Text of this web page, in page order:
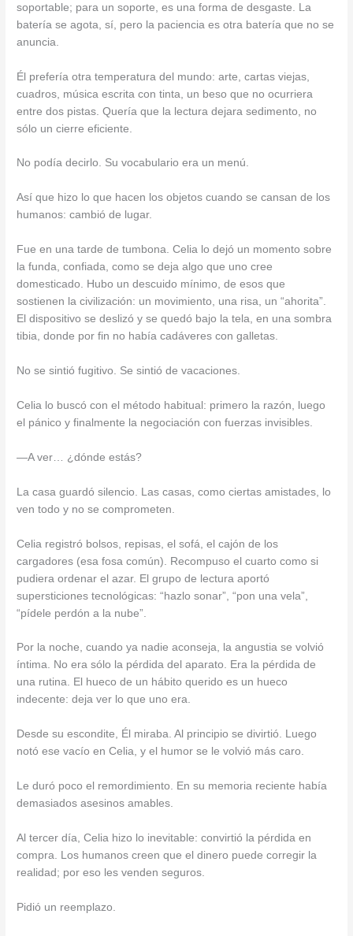
soportable; para un soporte, es una forma de desgaste. La
batería se agota, sí, pero la paciencia es otra batería que no se
anuncia.
Él prefería otra temperatura del mundo: arte, cartas viejas,
cuadros, música escrita con tinta, un beso que no ocurriera
entre dos pistas. Quería que la lectura dejara sedimento, no
sólo un cierre eficiente.
No podía decirlo. Su vocabulario era un menú.
Así que hizo lo que hacen los objetos cuando se cansan de los
humanos: cambió de lugar.
Fue en una tarde de tumbona. Celia lo dejó un momento sobre
la funda, confiada, como se deja algo que uno cree
domesticado. Hubo un descuido mínimo, de esos que
sostienen la civilización: un movimiento, una risa, un “ahorita”.
El dispositivo se deslizó y se quedó bajo la tela, en una sombra
tibia, donde por fin no había cadáveres con galletas.
No se sintió fugitivo. Se sintió de vacaciones.
Celia lo buscó con el método habitual: primero la razón, luego
el pánico y finalmente la negociación con fuerzas invisibles.
—A ver… ¿dónde estás?
La casa guardó silencio. Las casas, como ciertas amistades, lo
ven todo y no se comprometen.
Celia registró bolsos, repisas, el sofá, el cajón de los
cargadores (esa fosa común). Recompuso el cuarto como si
pudiera ordenar el azar. El grupo de lectura aportó
supersticiones tecnológicas: “hazlo sonar”, “pon una vela”,
“pídele perdón a la nube”.
Por la noche, cuando ya nadie aconseja, la angustia se volvió
íntima. No era sólo la pérdida del aparato. Era la pérdida de
una rutina. El hueco de un hábito querido es un hueco
indecente: deja ver lo que uno era.
Desde su escondite, Él miraba. Al principio se divirtió. Luego
notó ese vacío en Celia, y el humor se le volvió más caro.
Le duró poco el remordimiento. En su memoria reciente había
demasiados asesinos amables.
Al tercer día, Celia hizo lo inevitable: convirtió la pérdida en
compra. Los humanos creen que el dinero puede corregir la
realidad; por eso les venden seguros.
Pidió un reemplazo.